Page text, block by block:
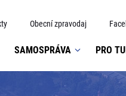
Obecní zpravodaj
SAMOSPRÁVA PRO